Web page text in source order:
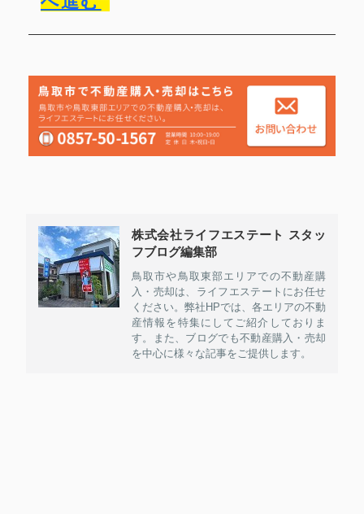
株式会社ライフエステート スタッ
フブログ編集部
鳥取市や鳥取東部エリアでの不動産購
入・売却は、ライフエステートにお任せ
ください。弊社HPでは、各エリアの不動
産情報を特集にしてご紹介しておりま
す。また、ブログでも不動産購入・売却
を中心に様々な記事をご提供します。